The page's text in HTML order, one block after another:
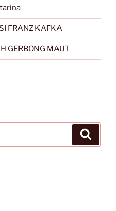
FRANZ KAFKA
GERBONG MAUT